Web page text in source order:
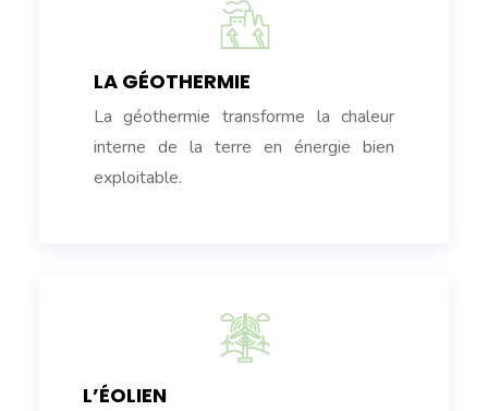
LA GÉOTHERMIE
La géothermie transforme la chaleur
interne de la terre en énergie bien
exploitable.
L’ÉOLIEN